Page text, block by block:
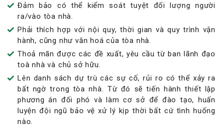
Đảm bảo có thể kiểm soát tuyệt đối lượng người
ra/vào tòa nhà.
Phải thích hợp với nội quy, thời gian và quy trình vận
hành, cũng như văn hoá của tòa nhà.
Thoả mãn được các đề xuất, yêu cầu từ ban lãnh đạo
toà nhà và chủ sở hữu.
Lên danh sách dự trù các sự cố, rủi ro có thể xảy ra
bất ngờ trong tòa nhà. Từ đó sẽ tiến hành thiết lập
phương án đối phó và làm cơ sở để đào tạo, huấn
luyện đội ngũ bảo vệ xử lý kịp thời bất cứ tình huống
nào.